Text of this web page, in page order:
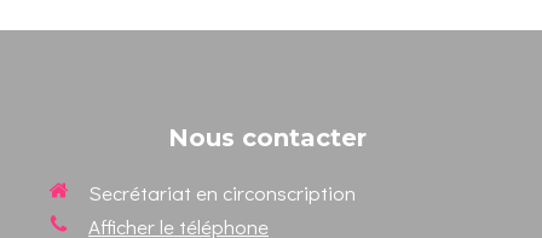
Nous contacter
Secrétariat en circonscription
Afficher le téléphone